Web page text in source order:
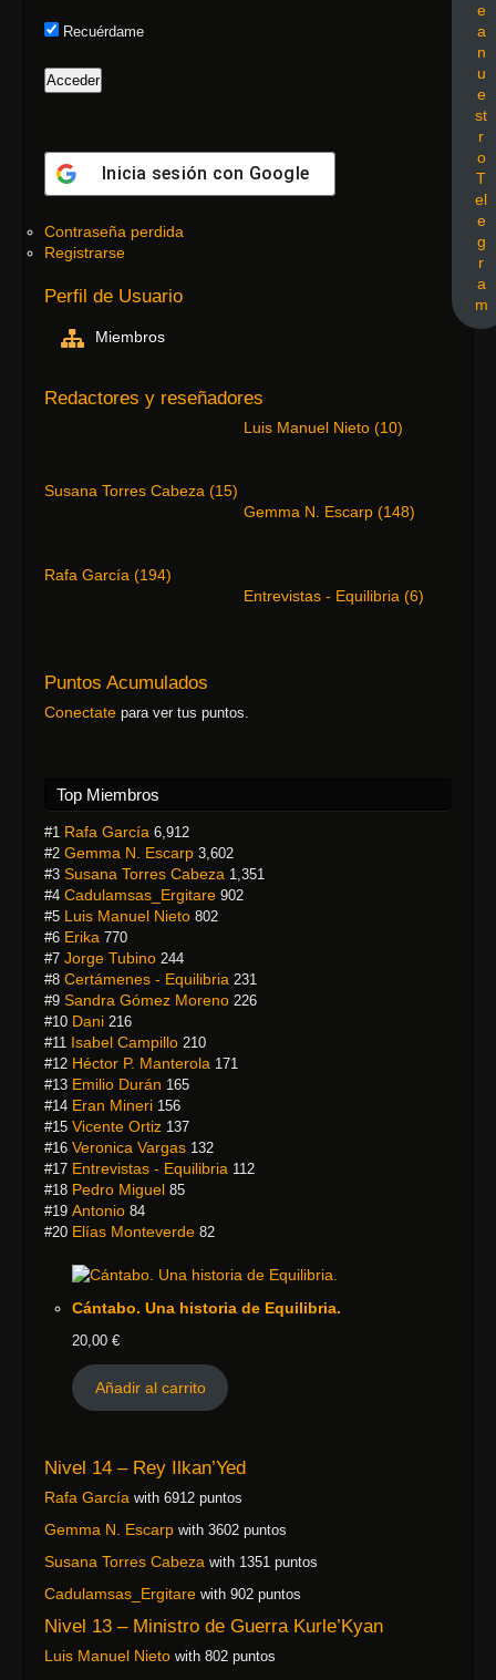
Recuérdame
Inicia sesión con Google
Contraseña perdida
Registrarse
Perfil de Usuario
Miembros
e
a
n
u
e
st
r
o
T
el
e
g
r
a
m
Redactores y reseñadores
Luis Manuel Nieto (10)
Susana Torres Cabeza (15)
Gemma N. Escarp (148)
Rafa García (194)
Entrevistas - Equilibria (6)
Puntos Acumulados
Conectate para ver tus puntos.
Top Miembros
#1 Rafa García 6,912
#2 Gemma N. Escarp 3,602
#3 Susana Torres Cabeza 1,351
#4 Cadulamsas_Ergitare 902
#5 Luis Manuel Nieto 802
#6 Erika 770
#7 Jorge Tubino 244
#8 Certámenes - Equilibria 231
#9 Sandra Gómez Moreno 226
#10 Dani 216
#11 Isabel Campillo 210
#12 Héctor P. Manterola 171
#13 Emilio Durán 165
#14 Eran Mineri 156
#15 Vicente Ortiz 137
#16 Veronica Vargas 132
#17 Entrevistas - Equilibria 112
#18 Pedro Miguel 85
#19 Antonio 84
#20 Elías Monteverde 82
Cántabo. Una historia de Equilibria.
20,00 €
Añadir al carrito
Nivel 14 – Rey Ilkan’Yed
Rafa García with 6912 puntos
Gemma N. Escarp with 3602 puntos
Susana Torres Cabeza with 1351 puntos
Cadulamsas_Ergitare with 902 puntos
Nivel 13 – Ministro de Guerra Kurle’Kyan
Luis Manuel Nieto with 802 puntos